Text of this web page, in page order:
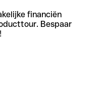
financiën
Bespaar